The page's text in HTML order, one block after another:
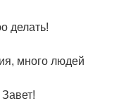
делать!
много людей